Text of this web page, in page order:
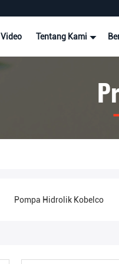
Video Tentang Kami
Pompa Hidrolik Kobelco